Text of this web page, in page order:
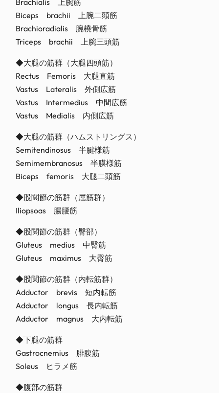
Brachialis 上腕筋
Biceps brachii 上腕二頭筋
Brachioradialis 腕橈骨筋
Triceps brachii 上腕三頭筋
◆大腿の筋群（大腿四頭筋）
Rectus Femoris 大腿直筋
Vastus Lateralis 外側広筋
Vastus Intermedius 中間広筋
Vastus Medialis 内側広筋
◆大腿の筋群（ハムストリングス）
Semitendinosus 半腱様筋
Semimembranosus 半膜様筋
Biceps femoris 大腿二頭筋
◆股関節の筋群（屈筋群）
Iliopsoas 腸腰筋
◆股関節の筋群（臀部）
Gluteus medius 中臀筋
Gluteus maximus 大臀筋
◆股関節の筋群（内転筋群）
Adductor brevis 短内転筋
Adductor longus 長内転筋
Adductor magnus 大内転筋
◆下腿の筋群
Gastrocnemius 腓腹筋
Soleus ヒラメ筋
◆腹部の筋群